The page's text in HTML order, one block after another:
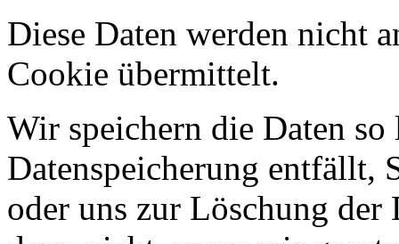
Diese Daten werden nicht
Cookie übermittelt.
Wir speichern die Daten
Datenspeicherung entfällt,
oder uns zur Löschung